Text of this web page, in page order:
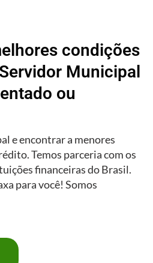
condições
Municipal
ou
e encontrar a menores
Temos parceria com os
financeiras do Brasil.
para você! Somos